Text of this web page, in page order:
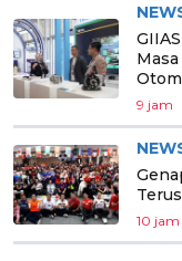
9 jam
10 jam